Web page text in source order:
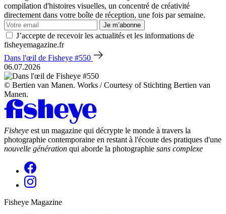
compilation d'histoires visuelles, un concentré de créativité
directement dans votre boîte de réception, une fois par semaine.
Je m’abonne
J’accepte de recevoir les actualités et les informations de
fisheyemagazine.fr
Dans l'œil de Fisheye #550
06.07.2026
© Bertien van Manen. Works / Courtesy of Stichting Bertien van
Manen.
Fisheye est un magazine qui décrypte le monde à travers la
photographie contemporaine en restant à l'écoute des pratiques d'une
nouvelle génération qui aborde la photographie sans complexe
Fisheye Magazine